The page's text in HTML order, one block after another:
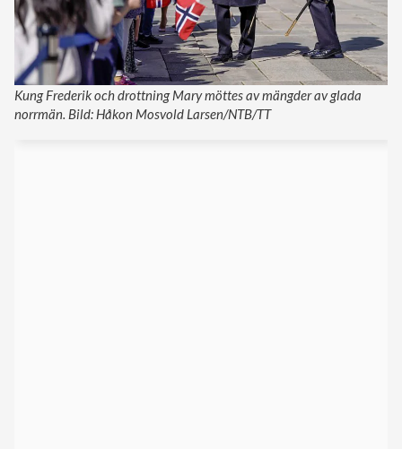
Kung Frederik och drottning Mary möttes av mängder av glada
norrmän. Bild: Håkon Mosvold Larsen/NTB/TT